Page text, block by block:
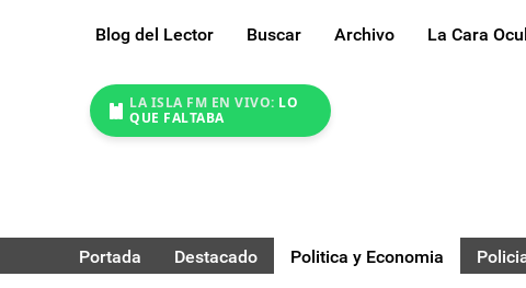
Blog del Lector Buscar Archivo La Cara
LA ISLA FM EN VIVO: LO
QUE FALTABA
Portada Destacado Politica y Economia